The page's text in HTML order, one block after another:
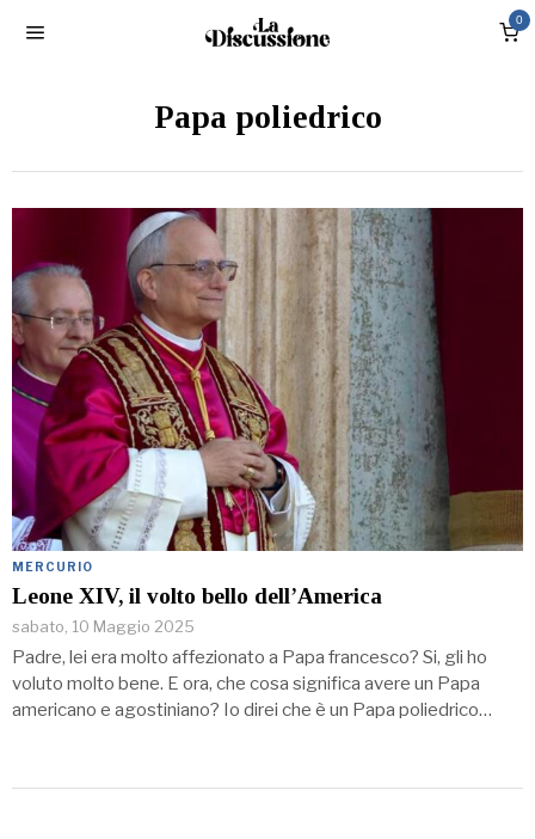
0
Papa poliedrico
MERCURIO
Leone XIV, il volto bello dell’America
sabato, 10 Maggio 2025
Padre, lei era molto affezionato a Papa francesco? Si, gli ho
voluto molto bene. E ora, che cosa significa avere un Papa
americano e agostiniano? Io direi che è un Papa poliedrico…